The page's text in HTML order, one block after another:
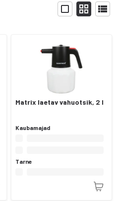
Näita
Matrix laetav vahuotsik, 2 l
Kaubamajad
Tarne